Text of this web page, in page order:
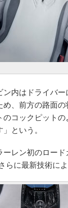
内はドライバ
、前方の路面の
のコックピット
という。
レン初のロー
らに最新技術に